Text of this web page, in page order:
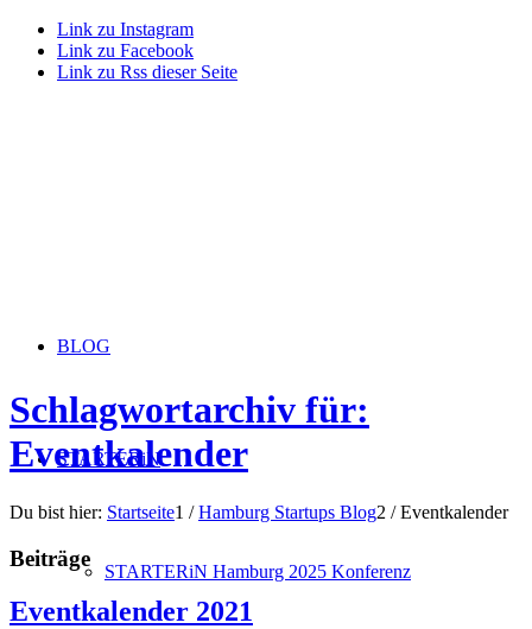
Link zu Instagram
Link zu Facebook
Link zu Rss dieser Seite
BLOG
STARTERiN
STARTERiN Hamburg 2025 Konferenz
Schlagwortarchiv für:
Eventkalender
Du bist hier: Startseite1 / Hamburg Startups Blog2 / Eventkalender
Beiträge
Eventkalender 2021